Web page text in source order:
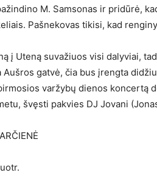
M. Samsonas ir pridūrė,
Pašnekovas tikisi, kad
į Uteną suvažiuos visi dalyviai,
Aušros gatvė, čia bus įrengta
varžybų dienos koncertą
švęsti pakvies DJ Jovani